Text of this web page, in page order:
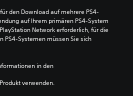
den Download auf mehrere PS4-
auf Ihrem primären PS4-System
Network erforderlich, für die
PS4-Systemen müssen Sie sich
in den
verwenden.